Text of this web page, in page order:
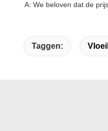
A: We beloven dat de
Taggen: